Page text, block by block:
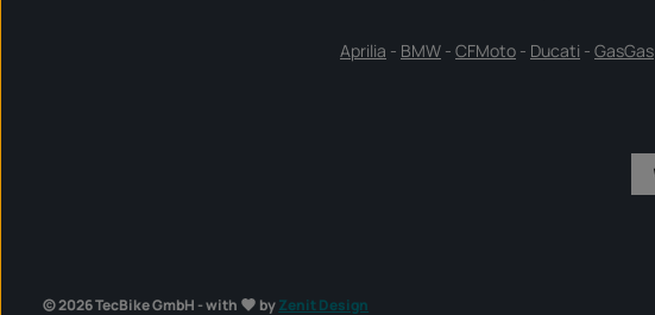
Aprilia - BMW - CFMoto - Ducati - GasGas
© 2026 TecBike GmbH - with
byZenit Design